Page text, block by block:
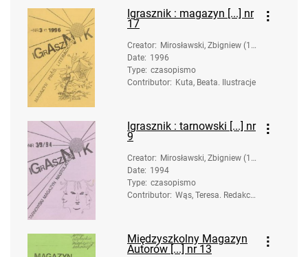
Igrasznik : magazyn [...] nr
17
Creator: Mirosławski, Zbigniew (19
58-). Opracowanie
Date: 1996
Type: czasopismo
Contributor: Kuta, Beata. Ilustracje
Igrasznik : tarnowski [...] nr
9
Creator: Mirosławski, Zbigniew (19
58-). Opracowanie
Date: 1994
Type: czasopismo
Contributor: Wąs, Teresa. Redakcj
Międzyszkolny Magazyn
Autorów [...] nr 13